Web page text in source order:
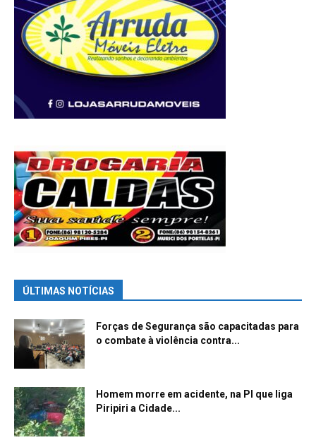
ÚLTIMAS NOTÍCIAS
Forças de Segurança são capacitadas para
o combate à violência contra...
Homem morre em acidente, na PI que liga
Piripiri a Cidade...